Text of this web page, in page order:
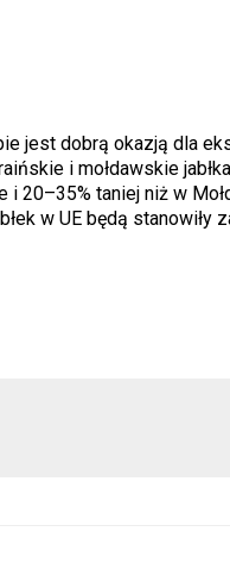
jest dobrą okazją dla
i mołdawskie
i 20–35% taniej niż w
w UE będą